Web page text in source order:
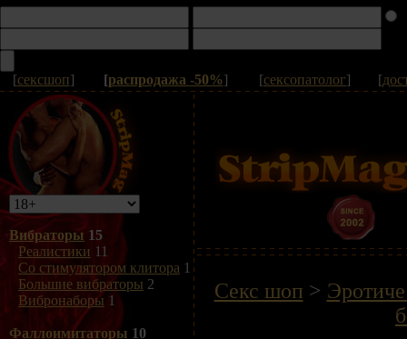
[сексшоп] [распродажа -50%] [сексопатолог] [
Вибраторы 15
Реалистики 11
Со стимулятором клитора 1
Большие вибраторы 2
Вибронаборы 1
Фаллоимитаторы 10
Секс шоп >